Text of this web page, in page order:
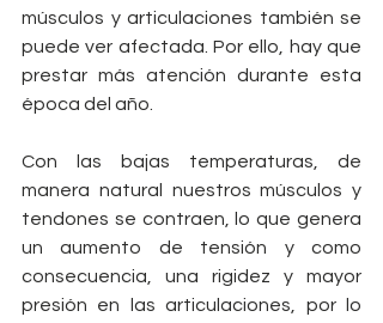
músculos y articulaciones también se
puede ver afectada. Por ello, hay que
prestar más atención durante esta
época del año.
Con las bajas temperaturas, de
manera natural nuestros músculos y
tendones se contraen, lo que genera
un aumento de tensión y como
consecuencia, una rigidez y mayor
presión en las articulaciones, por lo